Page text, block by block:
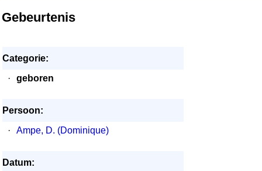
Gebeurtenis
Categorie:
·
geboren
Persoon:
·
Ampe, D. (Dominique)
Datum: